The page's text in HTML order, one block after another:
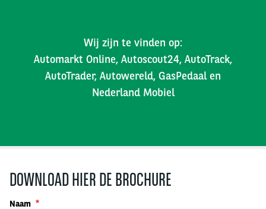
Wij zijn te vinden op:
Automarkt Online, Autoscout24, AutoTrack,
AutoTrader, Autowereld, GasPedaal en
Nederland Mobiel
DOWNLOAD HIER DE BROCHURE
Naam